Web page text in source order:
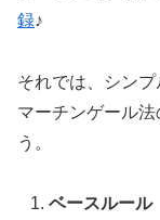
録♪
それでは、シン
マーチンゲール
う。
ベースルール